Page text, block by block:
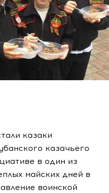
казаки
казачьего
в один из
майских дней в
воинской